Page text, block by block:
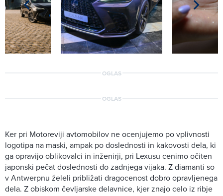
OGLAS
OGLAS
Ker pri Motoreviji avtomobilov ne ocenjujemo po vplivnosti
logotipa na maski, ampak po doslednosti in kakovosti dela, ki
ga opravijo oblikovalci in inženirji, pri Lexusu cenimo očiten
japonski pečat doslednosti do zadnjega vijaka. Z diamanti so
v Antwerpnu želeli približati dragocenost dobro opravljenega
dela. Z obiskom čevljarske delavnice, kjer znajo celo iz ribje